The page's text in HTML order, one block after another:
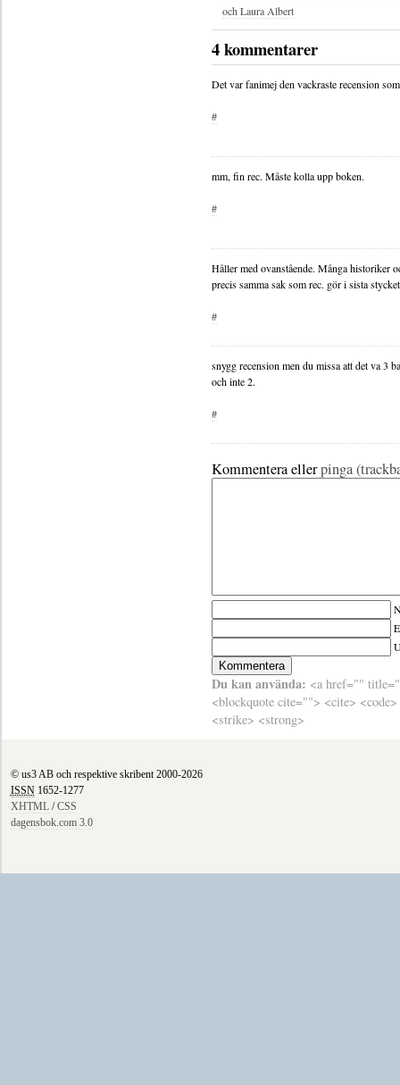
och Laura Albert
4 kommentarer
Det var fanimej den vackraste recension
#
mm, fin rec. Måste kolla upp boken.
#
Håller med ovanstående. Många historiker
precis samma sak som rec. gör i sista
#
snygg recension men du missa att det va 3
och inte 2.
#
Kommentera ellerpinga
Du kan använda: <a href=""
<blockquote cite=""> <cite>
<strike> <strong>
© us3 AB och respektive skribent 2000-2026
ISSN1652-1277
XHTML/CSS
dagensbok.com 3.0